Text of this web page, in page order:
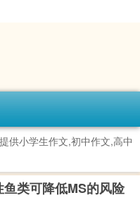
供小学生作文,初中作文,高中
鱼类可降低MS的风险